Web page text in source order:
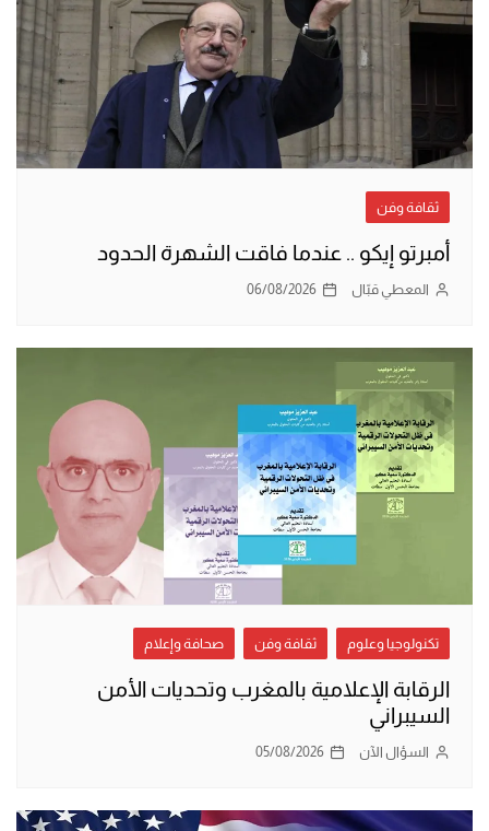
ثقافة وفن
أمبرتو إيكو .. عندما فاقت الشهرة الحدود
المعطي قبّال 06/08/2026
تكنولوجيا وعلوم ثقافة وفن صحافة وإعلام
الرقابة الإعلامية بالمغرب وتحديات الأمن
السيبراني
السؤال الآن 05/08/2026